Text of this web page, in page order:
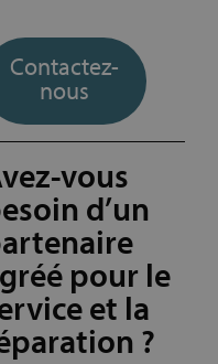
Contactez-
nous
vous
d’un
pour le
et la
?